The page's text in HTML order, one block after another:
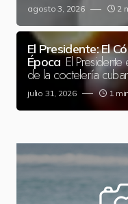
agosto 3, 2026 2
El Presidente: El
Época El
de la coctelería
julio 31, 2026 1